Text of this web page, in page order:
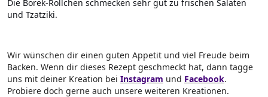
Die Börek-Röllchen schmecken sehr gut zu frischen Salaten
und Tzatziki.
Wir wünschen dir einen guten Appetit und viel Freude beim
Backen. Wenn dir dieses Rezept geschmeckt hat, dann tagge
uns mit deiner Kreation bei Instagram und Facebook.
Probiere doch gerne auch unsere weiteren Kreationen.